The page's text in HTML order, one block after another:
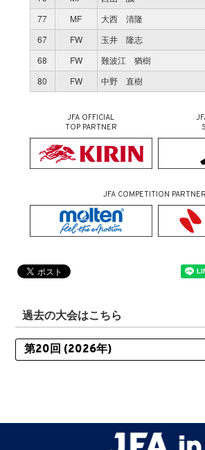
77
MF
大西 清隆
67
FW
玉井 隆志
68
FW
難波江 猶樹
80
FW 中野 直樹
JFA OFFICIAL
TOP PARTNER
JFA COMPETITION PARTNER
過去の大会はこちら